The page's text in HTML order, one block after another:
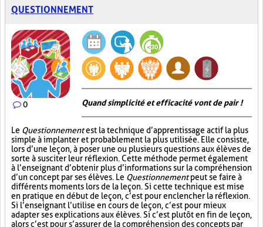
QUESTIONNEMENT
0 Quand simplicité et efficacité vont de pair !
Le Questionnementest la technique d’apprentissage actif la plus
simple à implanter et probablement la plus utilisée. Elle consiste,
lors d’une leçon, à poser une ou plusieurs questions aux élèves de
sorte à susciter leur réflexion. Cette méthode permet également
à l’enseignant d’obtenir plus d’informations sur la compréhension
d’un concept par ses élèves. Le Questionnementpeut se faire à
différents moments lors de la leçon. Si cette technique est mise
en pratique en début de leçon, c’est pour enclencher la réflexion.
Si l’enseignant l’utilise en cours de leçon, c’est pour mieux
adapter ses explications aux élèves. Si c’est plutôt en fin de leçon,
alors c’est pour s’assurer de la compréhension des concepts par